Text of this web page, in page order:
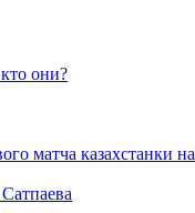
они?
матча казахстанки